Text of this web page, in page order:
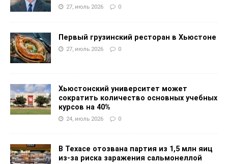
27, июль 2026 0
Первый грузинский ресторан в Хьюстоне
27, июль 2026 0
Хьюстонский университет может
сократить количество основных учебных
курсов на 40%
24, июль 2026 0
В Техасе отозвана партия из 1,5 млн яиц
из-за риска заражения сальмонеллой